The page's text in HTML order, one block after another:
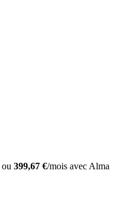
ou 399,67 €/mois avec Alma